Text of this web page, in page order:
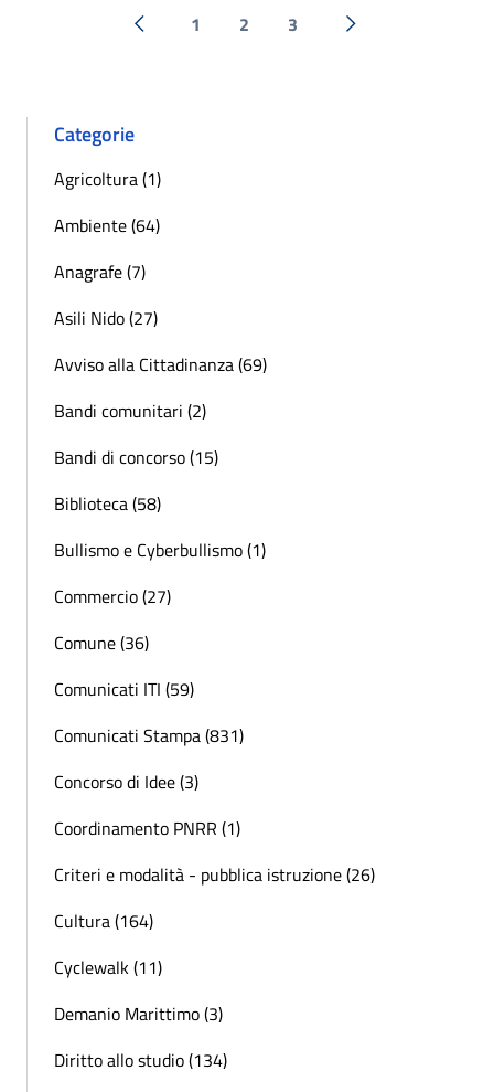
« Precedente
1 2 3 Successiva »
Categorie
Agricoltura (1)
Ambiente (64)
Anagrafe (7)
Asili Nido (27)
Avviso alla Cittadinanza (69)
Bandi comunitari (2)
Bandi di concorso (15)
Biblioteca (58)
Bullismo e Cyberbullismo (1)
Commercio (27)
Comune (36)
Comunicati ITI (59)
Comunicati Stampa (831)
Concorso di Idee (3)
Coordinamento PNRR (1)
Criteri e modalità - pubblica istruzione (26)
Cultura (164)
Cyclewalk (11)
Demanio Marittimo (3)
Diritto allo studio (134)